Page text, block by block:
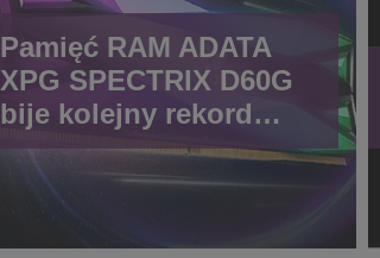
Pamięć RAM ADATA
XPG SPECTRIX D60G
bije kolejny rekord
prędkości